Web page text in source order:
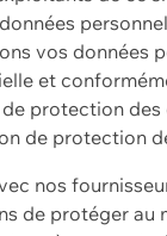
vos données
et
protection des
de protection
nos
de protéger au